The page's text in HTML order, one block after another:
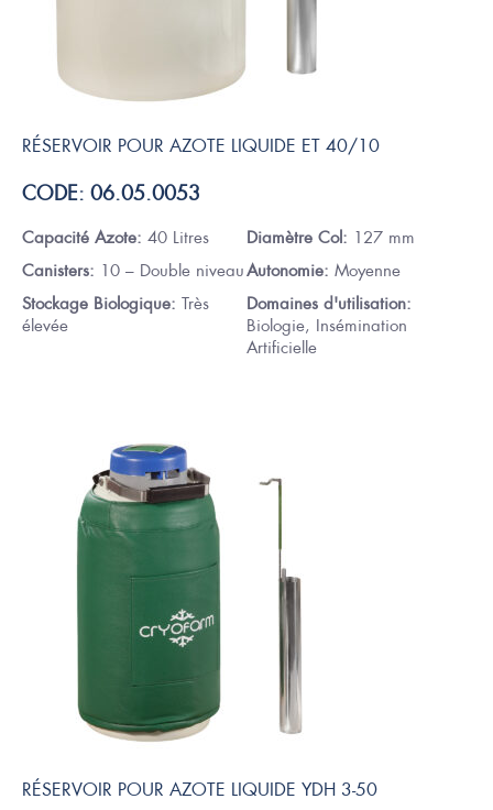
RÉSERVOIR POUR AZOTE LIQUIDE ET 40/10
CODE: 06.05.0053
Capacité Azote: 40 Litres Diamètre Col: 127 mm
Canisters: 10 – Double niveauAutonomie: Moyenne
Stockage Biologique: Très
élevée
Domaines d'utilisation:
Biologie, Insémination
Artificielle
RÉSERVOIR POUR AZOTE LIQUIDE YDH 3-50